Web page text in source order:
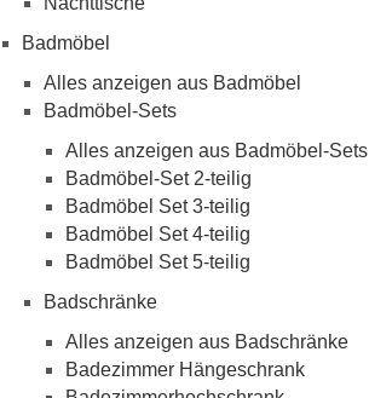
Badmöbel
Alles anzeigen aus Badmöbel
Badmöbel-Sets
Alles anzeigen aus Badmöbel-Sets
Badmöbel-Set 2-teilig
Badmöbel Set 3-teilig
Badmöbel Set 4-teilig
Badmöbel Set 5-teilig
Badschränke
Alles anzeigen aus Badschränke
Badezimmer Hängeschrank